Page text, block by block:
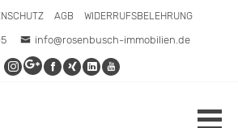
AGB WIDERRUFSBELEHRUNG
info@rosenbusch-immobilien.de